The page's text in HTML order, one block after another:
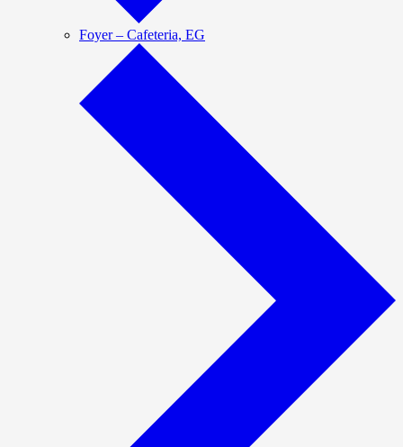
Foyer – Cafeteria, EG